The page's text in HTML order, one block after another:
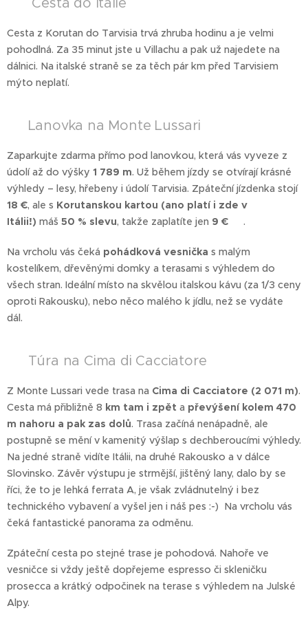
Cesta z Korutan do Tarvisia trvá zhruba hodinu a je velmi
pohodlná. Za 35 minut jste u Villachu a pak už najedete na
dálnici. Na italské straně se za těch pár km před Tarvisiem
mýto neplatí.
🚠 Lanovka na Monte Lussari
Zaparkujte zdarma přímo pod lanovkou, která vás vyveze z
údolí až do výšky 1 789 m. Už během jízdy se otvírají krásné
výhledy – lesy, hřebeny i údolí Tarvisia. Zpáteční jízdenka stojí
18 €, ale s Korutanskou kartou (ano platí i zde v
Itálii!) máš 50 % slevu, takže zaplatíte jen 9 € 💸.
Na vrcholu vás čeká pohádková vesnička s malým
kostelíkem, dřevěnými domky a terasami s výhledem do
všech stran. Ideální místo na skvělou italskou kávu (za 1/3 ceny
oproti Rakousku), nebo něco malého k jídlu, než se vydáte
dál.
🥾 Túra na Cima di Cacciatore
Z Monte Lussari vede trasa na Cima di Cacciatore (2 071 m).
Cesta má přibližně 8 km tam i zpět a převýšení kolem 470
m nahoru a pak zas dolů. Trasa začíná nenápadně, ale
postupně se mění v kamenitý výšlap s dechberoucími výhledy.
Na jedné straně vidíte Itálii, na druhé Rakousko a v dálce
Slovinsko. Závěr výstupu je strmější, jištěný lany, dalo by se
říci, že to je lehká ferrata A, je však zvládnutelný i bez
technického vybavení a vyšel jen i náš pes :-) Na vrcholu vás
čeká fantastické panorama za odměnu.
Zpáteční cesta po stejné trase je pohodová. Nahoře ve
vesničce si vždy ještě dopřejeme espresso či skleničku
prosecca a krátký odpočinek na terase s výhledem na Julské
Alpy.